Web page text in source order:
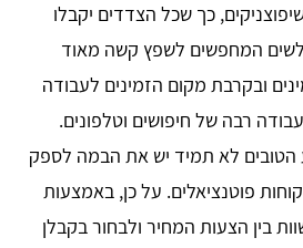
כך שכל הצדדים יקבלו
המחפשים לשפץ קשה מאוד
ובקרבת מקום הזמינים לעבודה
רבה של חיפושים וטלפונים.
הטובים לא תמיד יש את הבמה לספק
פוטנציאלים. על כן, באמצעות
בין הצעות המחיר ולבחור בקבלן